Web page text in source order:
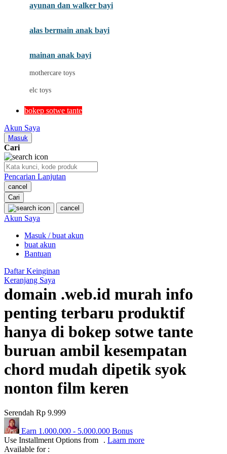
My Buddy Tag
My K
Oh Ma Grain
P
Peachy
Phil & Ted's
Philips Avent
Poled Global
Ponycycle
Puma
Pureats
Q
QV Baby
R
ayunan dan walker bayi
alas bermain anak bayi
mainan anak bayi
mothercare toys
elc toys
bokep sotwe tante
Akun Saya
Masuk
Cari
Pencarian Lanjutan
cancel
Cari
cancel
Akun Saya
Masuk / buat akun
buat akun
Bantuan
Daftar Keinginan
Keranjang Saya
domain .web.id murah info
penting terbaru produktif
hanya di bokep sotwe tante
buruan ambil kesempatan
chord mudah dipetik syok
nonton film keren
Serendah Rp 9.999
Earn 1.000.000 - 5.000.000 Bonus
Use Installment Options from
. Laarn more
Available for :